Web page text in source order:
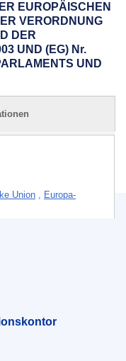
EUROPÄISCHEN
VERORDNUNG
DER
UND (EG) Nr.
UND
Union
Europa-